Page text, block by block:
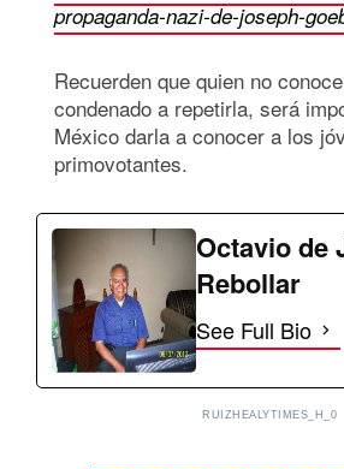
propaganda-nazi-de-joseph-
Recuerden que quien no
condenado a repetirla, será
México darla a conocer a los
primovotantes.
Octavio de
Rebollar
See Full Bio
RUIZHEALYTIMES_H_0